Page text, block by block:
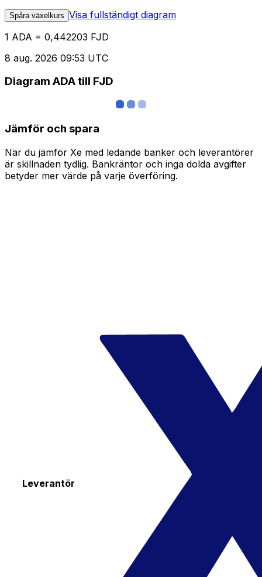
Spåra växelkurs Visa fullständigt diagram
1 ADA = 0,442203 FJD
8 aug. 2026 09:53 UTC
Diagram ADA till FJD
Jämför och spara
När du jämför Xe med ledande banker och leverantörer
är skillnaden tydlig. Bankräntor och inga dolda avgifter
betyder mer värde på varje överföring.
Leverantör